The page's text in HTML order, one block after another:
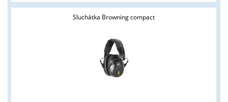
Sluchátka Browning compact